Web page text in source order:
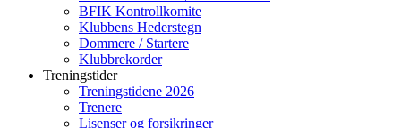
BFIK Kontrollkomite
Klubbens Hederstegn
Dommere / Startere
Klubbrekorder
Treningstider
Treningstidene 2026
Trenere
Lisenser og forsikringer